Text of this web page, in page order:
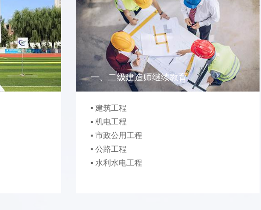
一、二级建造师继续教育
▪ 建筑工程
▪ 机电工程
▪ 市政公用工程
▪ 公路工程
▪ 水利水电工程